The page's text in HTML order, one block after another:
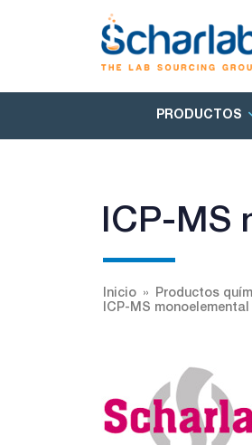
PRODUCTOS
ICP-MS
Inicio Productos
ICP-MS